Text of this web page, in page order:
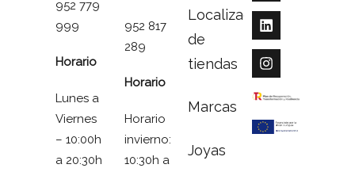
952 779
999
Horario
Lunes a
Viernes
– 10:00h
a 20:30h
952 817
289
Horario
Horario
invierno:
10:30h a
Localizador
de
tiendas
Marcas
Joyas